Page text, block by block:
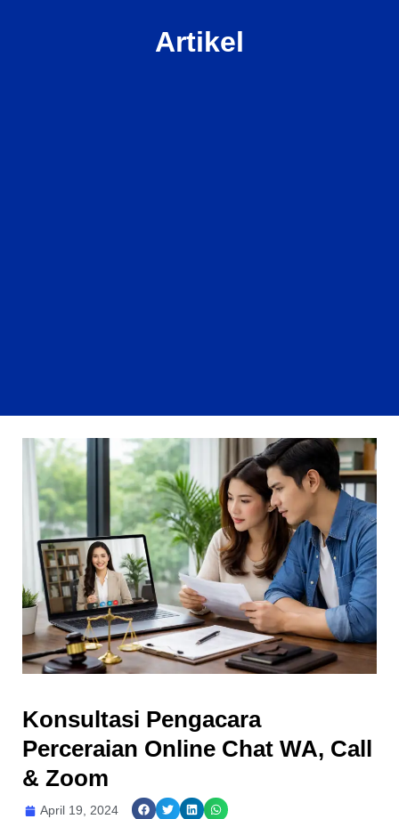
Artikel
Konsultasi Pengacara
Perceraian Online Chat WA, Call
& Zoom
April 19, 2024